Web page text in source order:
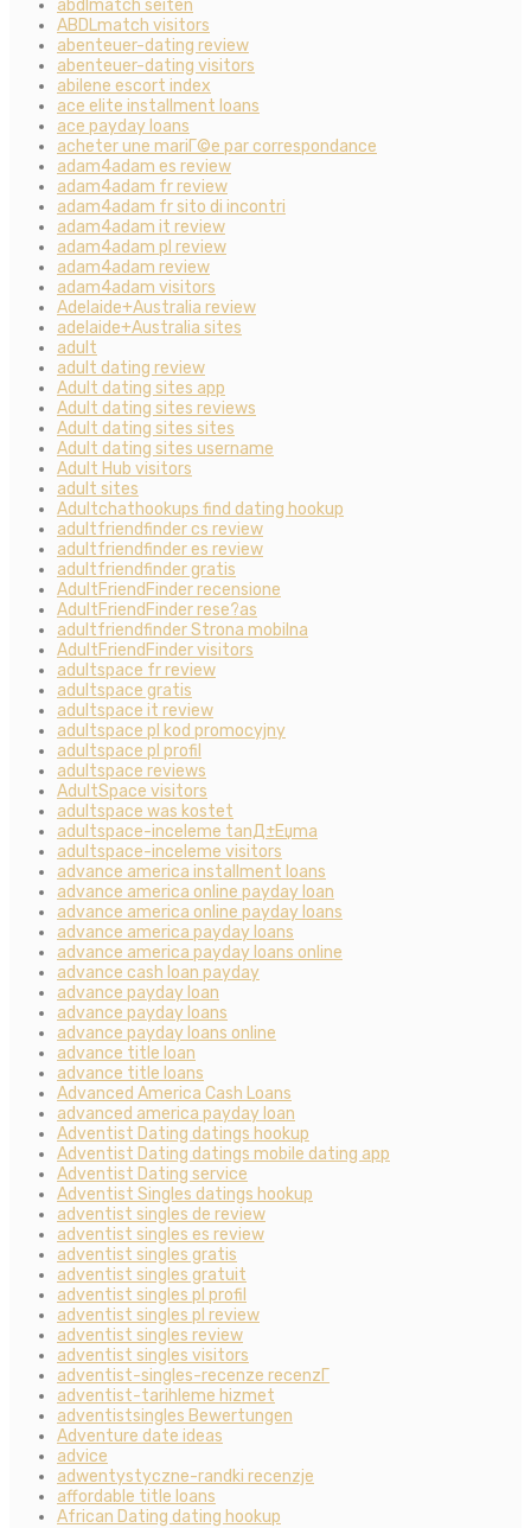
abdlmatch seiten
ABDLmatch visitors
abenteuer-dating review
abenteuer-dating visitors
abilene escort index
ace elite installment loans
ace payday loans
acheter une mariГ©e par correspondance
adam4adam es review
adam4adam fr review
adam4adam fr sito di incontri
adam4adam it review
adam4adam pl review
adam4adam review
adam4adam visitors
Adelaide+Australia review
adelaide+Australia sites
adult
adult dating review
Adult dating sites app
Adult dating sites reviews
Adult dating sites sites
Adult dating sites username
Adult Hub visitors
adult sites
Adultchathookups find dating hookup
adultfriendfinder cs review
adultfriendfinder es review
adultfriendfinder gratis
AdultFriendFinder recensione
AdultFriendFinder rese?as
adultfriendfinder Strona mobilna
AdultFriendFinder visitors
adultspace fr review
adultspace gratis
adultspace it review
adultspace pl kod promocyjny
adultspace pl profil
adultspace reviews
AdultSpace visitors
adultspace was kostet
adultspace-inceleme tanД±Еџma
adultspace-inceleme visitors
advance america installment loans
advance america online payday loan
advance america online payday loans
advance america payday loans
advance america payday loans online
advance cash loan payday
advance payday loan
advance payday loans
advance payday loans online
advance title loan
advance title loans
Advanced America Cash Loans
advanced america payday loan
Adventist Dating datings hookup
Adventist Dating datings mobile dating app
Adventist Dating service
Adventist Singles datings hookup
adventist singles de review
adventist singles es review
adventist singles gratis
adventist singles gratuit
adventist singles pl profil
adventist singles pl review
adventist singles review
adventist singles visitors
adventist-singles-recenze recenzГ­
adventist-tarihleme hizmet
adventistsingles Bewertungen
Adventure date ideas
advice
adwentystyczne-randki recenzje
affordable title loans
African Dating dating hookup